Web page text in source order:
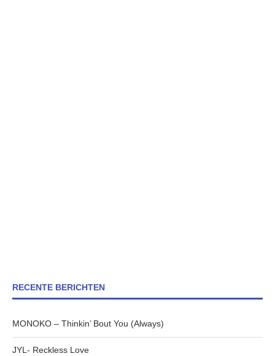
RECENTE BERICHTEN
MONOKO – Thinkin’ Bout You (Always)
JYL- Reckless Love